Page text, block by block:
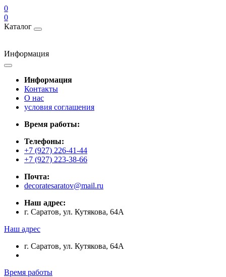
0
0
Каталог
Информация
Информация
Контакты
О нас
условия соглашения
Время работы:
Телефоны:
+7 (927) 226-41-44
+7 (927) 223-38-66
Почта:
decoratesaratov@mail.ru
Наш адрес:
г. Саратов, ул. Кутякова, 64А
Наш адрес
г. Саратов, ул. Кутякова, 64А
Время работы